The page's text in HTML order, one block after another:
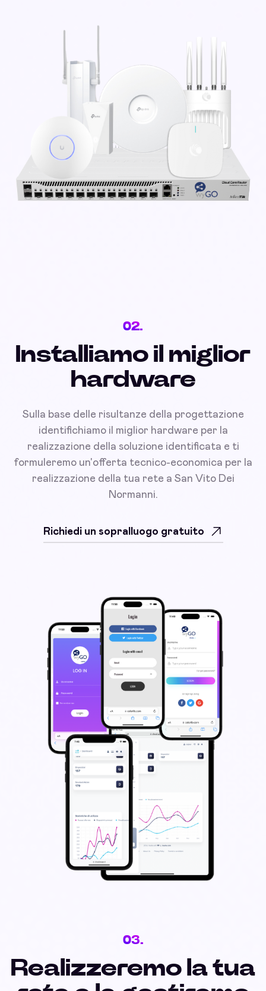
02.
Installiamo il miglior
hardware
Sulla base delle risultanze della progettazione
identifichiamo il miglior hardware per la
realizzazione della soluzione identificata e ti
formuleremo un'offerta tecnico-economica per la
realizzazione della tua rete a San Vito Dei
Normanni.
Richiedi un sopralluogo gratuito
03.
Realizzeremo la tua